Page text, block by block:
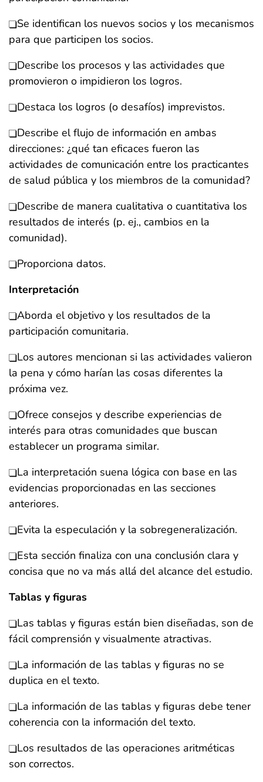
Se identifican los nuevos socios y los mecanismos
para que participen los socios.
Describe los procesos y las actividades que
promovieron o impidieron los logros.
Destaca los logros (o desafíos) imprevistos.
Describe el flujo de información en ambas
direcciones: ¿qué tan eficaces fueron las
actividades de comunicación entre los practicantes
de salud pública y los miembros de la comunidad?
Describe de manera cualitativa o cuantitativa los
resultados de interés (p. ej., cambios en la
comunidad).
Proporciona datos.
Interpretación
Aborda el objetivo y los resultados de la
participación comunitaria.
Los autores mencionan si las actividades valieron
la pena y cómo harían las cosas diferentes la
próxima vez.
Ofrece consejos y describe experiencias de
interés para otras comunidades que buscan
establecer un programa similar.
La interpretación suena lógica con base en las
evidencias proporcionadas en las secciones
anteriores.
Evita la especulación y la sobregeneralización.
Esta sección finaliza con una conclusión clara y
concisa que no va más allá del alcance del estudio.
Tablas y figuras
Las tablas y figuras están bien diseñadas, son de
fácil comprensión y visualmente atractivas.
La información de las tablas y figuras no se
duplica en el texto.
La información de las tablas y figuras debe tener
coherencia con la información del texto.
Los resultados de las operaciones aritméticas
son correctos.